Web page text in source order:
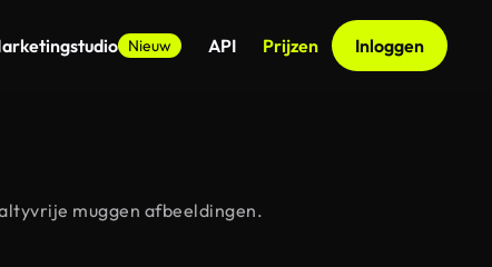
Nieuw API Prijzen Inloggen
muggen afbeeldingen.